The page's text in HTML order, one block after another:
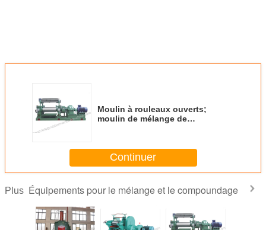
Moulin à rouleaux ouverts;
moulin de mélange de
Continuer
Plus Équipements pour le mélange et le compoundage